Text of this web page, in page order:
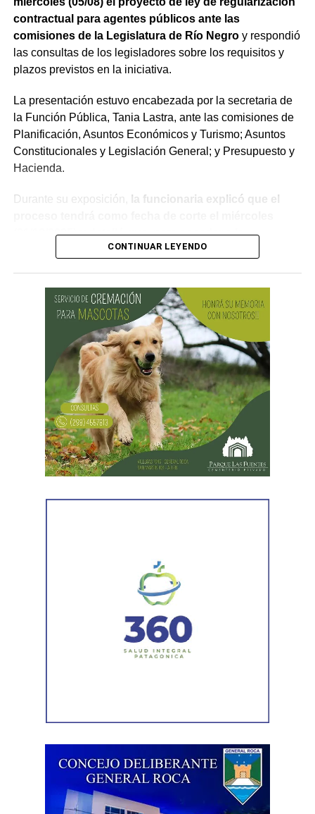
inversiones que se desarrollan para vincular la
producción de gas con la futura terminal flotante. El
proyecto contempla infraestructura terrestre y submarina,
instalaciones de compresión y sistemas de amarre frente
Esta nueva etapa productiva posiciona al Golfo San
Matías como un punto estratégico para la salida de la
energía argentina al mundo y fortalece el desarrollo
portuario, logístico e industrial de la Región Atlántica.
contractual para agentes públicos ante las
comisiones de la Legislatura de Río Negroy respondió
las consultas de los legisladores sobre los requisitos y
plazos previstos en la iniciativa.
La presentación estuvo encabezada por la secretaria de
la Función Pública, Tania Lastra, ante las comisiones de
Planificación, Asuntos Económicos y Turismo; Asuntos
Constitucionales y Legislación General; y Presupuesto y
Hacienda.
Durante su exposición,
la funcionaria explicó que el
(31/12/2025) y detalló que, para acceder a la
estabilidad, los agentes deberán aprobar el examen
superiores a 10 días de suspensión ante la Junta de
Disciplina, contar con un informe favorable y acreditar
aptitud psicofísica mediante la Junta Médica
Provincial.
Además, Lastra aseguró que el salario neto de los
trabajadores no sufrirá reducciones y remarcó que todo el
procedimiento respetará «criterios objetivos, igualdad de
oportunidades, publicidad, transparencia y derecho a la
revisión administrativa».
será tratado este jueves por la Legislatura provincial.
La funcionaria sostuvo además que la iniciativa no solo
representa una solución para los agentes que se
encuentren en condiciones de acceder a la estabilidad,
sino que también busca garantizar que el procedimiento
CONTINUAR LEYENDO